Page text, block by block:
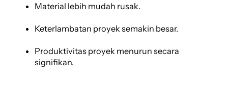
Material lebih mudah rusak.
Keterlambatan proyek semakin besar.
Produktivitas proyek menurun secara
signifikan.